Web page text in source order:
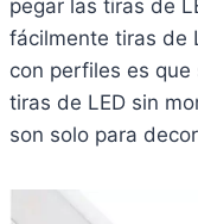
pegar las tiras de
fácilmente tiras de
con perfiles es que
tiras de LED sin
son solo para